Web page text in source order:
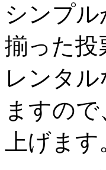
シンプ
揃った投
レンタ
ますの
上げます